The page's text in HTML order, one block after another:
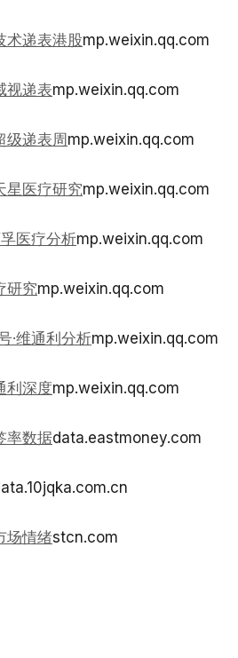
术递表港股mp.weixin.qq.com
视递表mp.weixin.qq.com
级递表周mp.weixin.qq.com
星医疗研究mp.weixin.qq.com
医疗分析mp.weixin.qq.com
研究mp.weixin.qq.com
·维通利分析mp.weixin.qq.com
利深度mp.weixin.qq.com
率数据data.eastmoney.com
场情绪stcn.com